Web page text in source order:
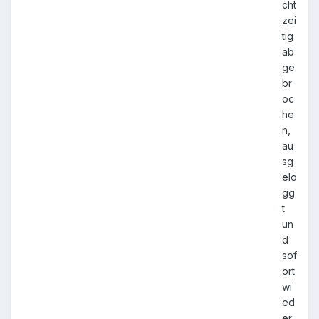
cht
zei
tig
ab
ge
br
oc
he
n,
au
sg
elo
gg
t
un
d
sof
ort
wi
ed